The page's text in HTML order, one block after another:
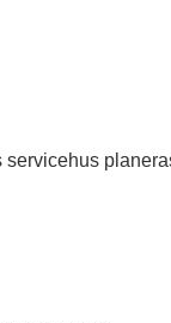
servicehus